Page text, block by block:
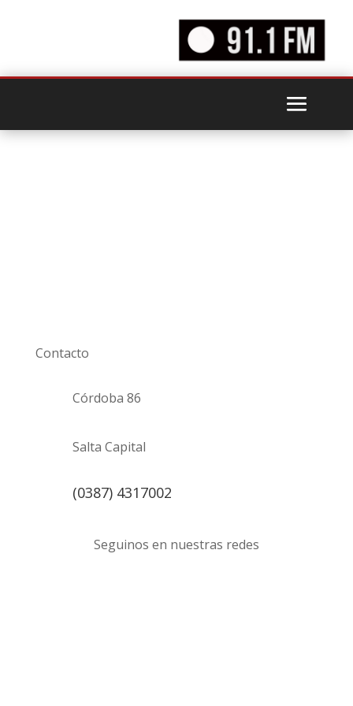
Contacto
Córdoba 86
Salta Capital
(0387) 4317002
Seguinos en nuestras redes